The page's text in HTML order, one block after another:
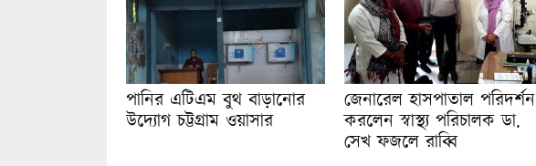
পানির এটিএম বুথ বাড়ানোর
উদ্যোগ চট্টগ্রাম ওয়াসার
জেনারেল হাসপাতাল পরিদর্শন
করলেন স্বাস্থ্য পরিচালক ডা.
সেখ ফজলে রাব্বি